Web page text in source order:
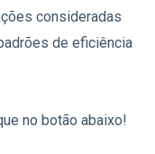
consideradas
de eficiência
no botão abaixo!